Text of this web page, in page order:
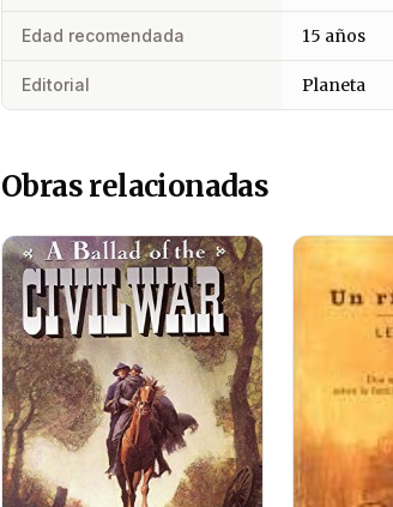
Edad recomendada 15 años
Editorial Planeta
Obras relacionadas